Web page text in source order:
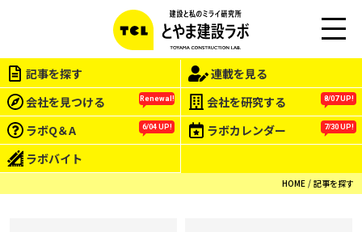
EN
記事を探す
連載を見る
会社を見つける
Renewal! 会社を研究する 8/07 UP!
ラボQ＆A 6/04 UP! ラボカレンダー 7/30 UP!
ラボバイト
HOME 記事を探す